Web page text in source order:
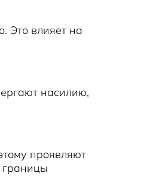
Это влияет на
насилию,
проявляют
границы